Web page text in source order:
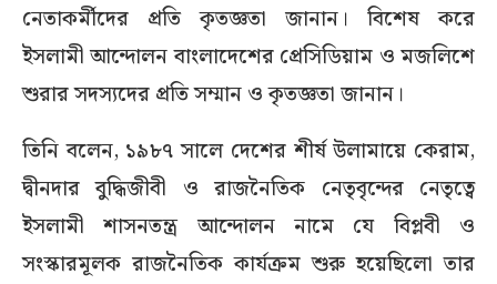
নেতাকর্মীদের প্রতি কৃতজ্ঞতা জানান। বিশেষ করে
ইসলামী আন্দোলন বাংলাদেশের প্রেসিডিয়াম ও মজলিশে
শুরার সদস্যদের প্রতি সম্মান ও কৃতজ্ঞতা জানান।
তিনি বলেন, ১৯৮৭ সালে দেশের শীর্ষ উলামায়ে কেরাম,
দ্বীনদার বুদ্ধিজীবী ও রাজনৈতিক নেতৃবৃন্দের নেতৃত্বে
ইসলামী শাসনতন্ত্র আন্দোলন নামে যে বিপ্লবী ও
সংস্কারমূলক রাজনৈতিক কার্যক্রম শুরু হয়েছিলো তার